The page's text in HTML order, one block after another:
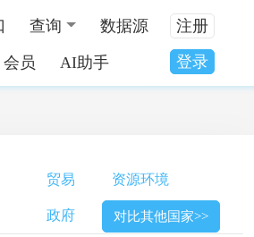
查询 数据源
会员 AI助手
注册
登录
贸易 资源环境
政府 对比其他国家>>